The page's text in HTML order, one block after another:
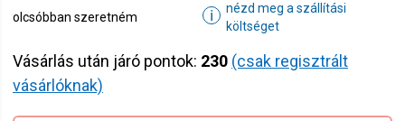
olcsóbban szeretném ℹ
nézd meg a szállítási
költséget
Vásárlás után járó pontok: 230 (csak regisztrált
vásárlóknak)